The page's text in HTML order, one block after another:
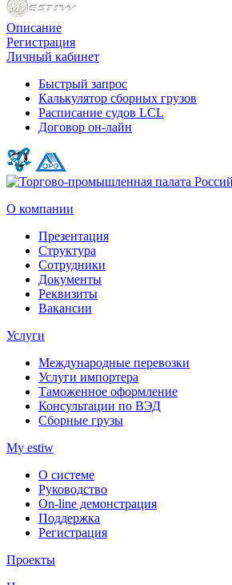
Описание
Регистрация
Личный кабинет
Быстрый запрос
Калькулятор сборных грузов
Расписание судов LCL
Договор он-лайн
О компании
Презентация
Структура
Сотрудники
Документы
Реквизиты
Вакансии
Услуги
Международные перевозки
Услуги импортера
Таможенное оформление
Консультации по ВЭД
Сборные грузы
My estiw
О системе
Руководство
On-line демонстрация
Поддержка
Регистрация
Проекты